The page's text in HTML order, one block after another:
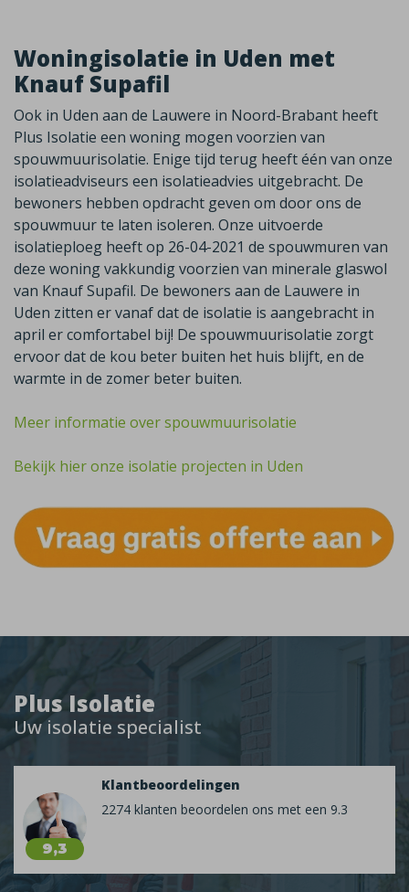
Plus Isolatie
Uw isolatie specialist
9,3
Klantbeoordelingen
2274 klanten beoordelen ons met een 9.3
Woningisolatie in Uden met
Knauf Supafil
Ook in Uden aan de Lauwere in Noord-Brabant heeft
Plus Isolatie een woning mogen voorzien van
spouwmuurisolatie. Enige tijd terug heeft één van onze
isolatieadviseurs een isolatieadvies uitgebracht. De
bewoners hebben opdracht geven om door ons de
spouwmuur te laten isoleren. Onze uitvoerde
isolatieploeg heeft op 26-04-2021 de spouwmuren van
deze woning vakkundig voorzien van minerale glaswol
van Knauf Supafil. De bewoners aan de Lauwere in
Uden zitten er vanaf dat de isolatie is aangebracht in
april er comfortabel bij! De spouwmuurisolatie zorgt
ervoor dat de kou beter buiten het huis blijft, en de
warmte in de zomer beter buiten.
Meer informatie over spouwmuurisolatie
Bekijk hier onze isolatie projecten in Uden